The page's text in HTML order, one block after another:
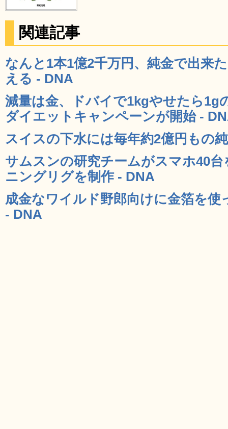
関連記事
なんと1本1億2千万円、純金で出来
える - DNA
減量は金、ドバイで1kgやせたら1g
ダイエットキャンペーンが開始 -
スイスの下水には毎年約2億円もの
サムスンの研究チームがスマホ40
ニングリグを制作 - DNA
成金なワイルド野郎向けに金箔を使
- DNA